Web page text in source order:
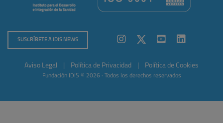
SUSCRÍBETE A IDIS NEWS
Aviso Legal Política de Privacidad Política de Cookies
Fundación IDIS © 2026 · Todos los derechos reservados